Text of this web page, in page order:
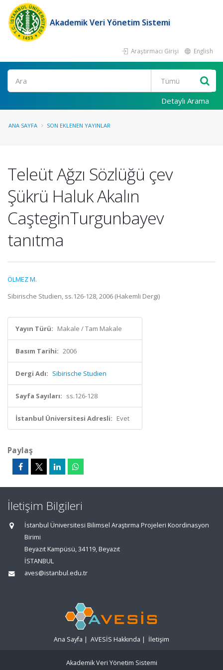
Akademik Veri Yönetim Sistemi
Araştırmacı Girişi English
Ara
Detaylı Arama
ANA SAYFA SON EKLENEN YAYINLAR
Teleüt Ağzı Sözlüğü çev
Şükrü Haluk Akalın
CaşteginTurgunbayev
tanıtma
ÖLMEZ M.
Sibirische Studien, ss.126-128, 2006 (Hakemli Dergi)
Yayın Türü: Makale / Tam Makale
Basım Tarihi: 2006
Dergi Adı: Sibirische Studien
Sayfa Sayıları: ss.126-128
İstanbul Üniversitesi Adresli: Evet
Paylaş
İletişim Bilgileri
İstanbul Üniversitesi Bilimsel Araştırma Projeleri Koordinasyon
Birimi
Beyazıt Kampüsü, 34119, Beyazıt
İSTANBUL
aves@istanbul.edu.tr
Ana Sayfa | AVESİS Hakkında | İletişim
Akademik Veri Yönetim Sistemi